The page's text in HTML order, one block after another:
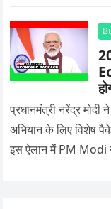
प्रधानमंत्री नरेंद्र
अभियान के लिए विशेष
इस ऐलान में PM Modi